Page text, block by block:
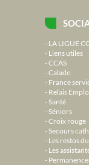
LA LIGUE
Liens utiles
CCAS
Calade
France
Relais
Santé
Séniors
Croix rouge
Secours
Les restos
Les